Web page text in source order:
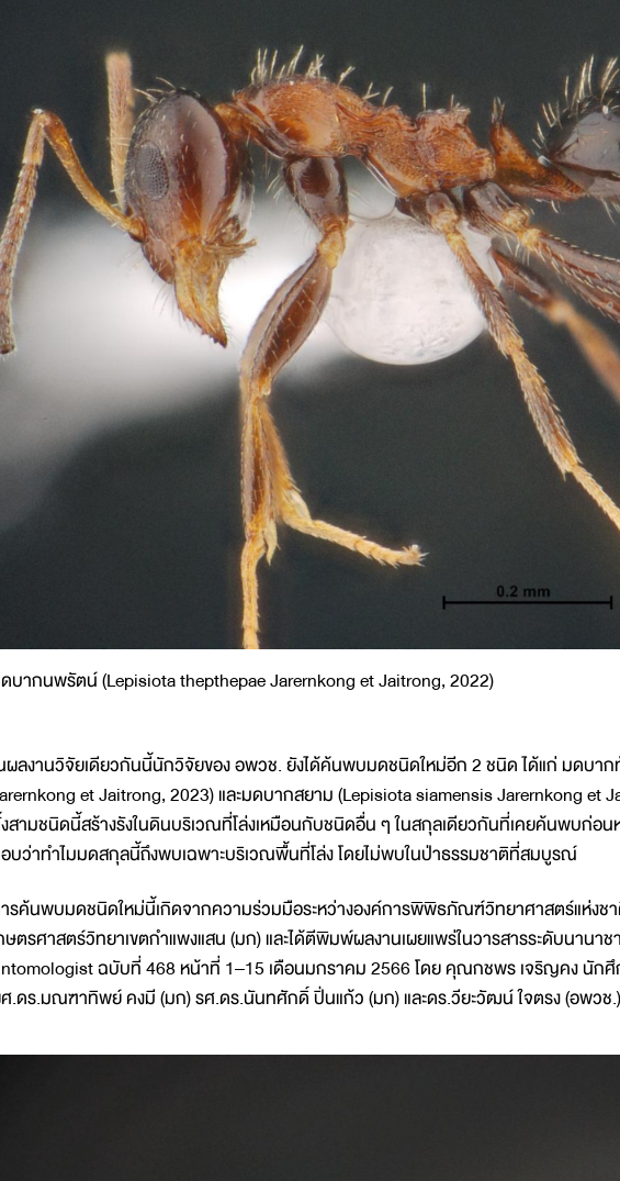
บากนพรัตน์ (Lepisiota thepthepae Jarernkong et Jaitrong, 2022)
ผลงานวิจัยเดียวกันนี้นักวิจัยของ อพวช. ยังได้ค้นพบมดชนิดใหม่อีก 2 ชนิด ได้แก่ มดบา
et Jaitrong, 2023) และมดบากสยาม (Lepisiota siamensis Jarernkong et
สามชนิดนี้สร้างรังในดินบริเวณที่โล่งเหมือนกับชนิดอื่น ๆ ในสกุลเดียวกันที่เคยค้นพบก่อ
บว่าทำไมมดสกุลนี้ถึงพบเฉพาะบริเวณพื้นที่โล่ง โดยไม่พบในป่าธรรมชาติที่สมบูรณ์
รค้นพบมดชนิดใหม่นี้เกิดจากความร่วมมือระหว่างองค์การพิพิธภัณฑ์วิทยาศาสตร์แห่งชา
ษตรศาสตร์วิทยาเขตกำแพงแสน (มก) และได้ตีพิมพ์ผลงานเผยแพร่ในวารสารระดับนานาช
ฉบับที่ 468 หน้าที่ 1–15 เดือนมกราคม 2566 โดย คุณกชพร เจริญคง นัก
.ดร.มณฑาทิพย์ คงมี (มก) รศ.ดร.นันทศักดิ์ ปิ่นแก้ว (มก) และดร.วียะวัฒน์ ใจตรง (อพวช.)